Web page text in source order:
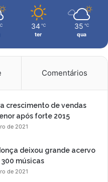
34 ℃
ter
35 ℃
qua
Comentários
crescimento de vendas
após forte 2015
de 2021
deixou grande acervo
músicas
de 2021